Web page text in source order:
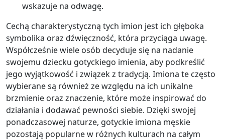
wskazuje na odwagę.
Cechą charakterystyczną tych imion jest ich głęboka
symbolika oraz dźwięczność, która przyciąga uwagę.
Współcześnie wiele osób decyduje się na nadanie
swojemu dziecku gotyckiego imienia, aby podkreślić
jego wyjątkowość i związek z tradycją. Imiona te często
wybierane są również ze względu na ich unikalne
brzmienie oraz znaczenie, które może inspirować do
działania i dodawać pewności siebie. Dzięki swojej
ponadczasowej naturze, gotyckie imiona męskie
pozostają popularne w różnych kulturach na całym